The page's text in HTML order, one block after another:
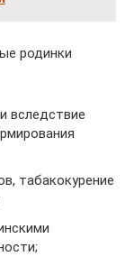
родинки
вследствие
табакокурение